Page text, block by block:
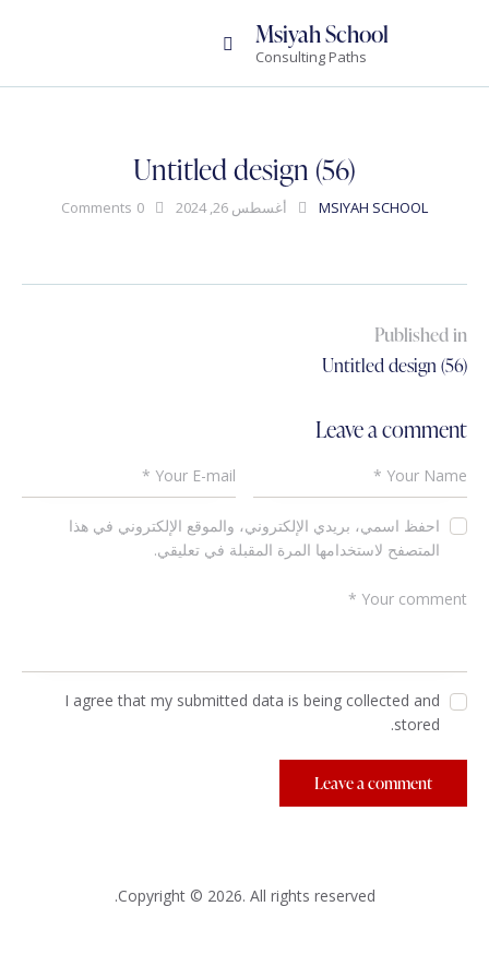
Msiyah School
Consulting Paths
Untitled design (56)
MSIYAH SCHOOL أغسطس 26, 2024 0
Comments
تصفّح
المقالات
Published in
Previous
post:
Untitled design (56)
Leave a comment
احفظ اسمي، بريدي الإلكتروني، والموقع الإلكتروني في هذا
المتصفح لاستخدامها المرة المقبلة في تعليقي.
I agree that my submitted data is being collected and
stored.
Copyright © 2026. All rights reserved.